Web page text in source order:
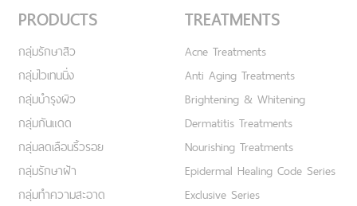
PRODUCTS
กลุ่มรักษาสิว
กลุ่มไวเทนนิ่ง
กลุ่มบำรุงผิว
กลุ่มกันแดด
กลุ่มลดเลือนริ้วรอย
กลุ่มรักษาฝ้า
กลุ่มทำความสะอาด
TREATMENTS
Acne Treatments
Anti Aging Treatments
Brightening & Whitening
Dermatitis Treatments
Nourishing Treatments
Epidermal Healing Code Series
Exclusive Series